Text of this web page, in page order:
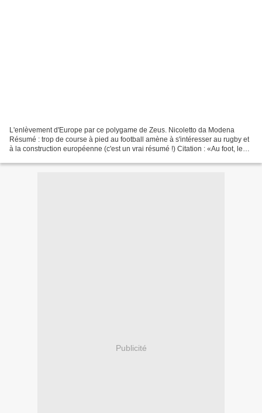
L'enlèvement d'Europe par ce polygame de Zeus. Nicoletto da Modena
Résumé : trop de course à pied au football amène à s'intéresser au rugby et
à la construction européenne (c'est un vrai résumé !) Citation : «Au foot, le
Publicité